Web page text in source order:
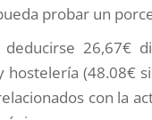
probar un
26,67€
(48.08€
con la